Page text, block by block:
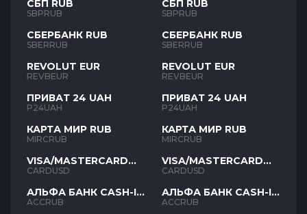
СБП RUB
SBPRUB
СБЕРБАНК RUB
SBERRUB
REVOLUT EUR
REVBEUR
ПРИВАТ 24 UAH
P24UAH
КАРТА МИР RUB
MIRCRUB
VISA/MASTERCARD
USD
CARDUSD
АЛЬФА БАНК CASH-IN
RUB
ACCRUB
СБП RUB
SBPRUB
СБЕРБАНК RUB
SBERRUB
REVOLUT EUR
REVBEUR
ПРИВАТ 24 UAH
P24UAH
КАРТА МИР RUB
MIRCRUB
VISA/MASTERCARD
USD
CARDUSD
АЛЬФА БАНК CASH-IN
RUB
ACCRUB